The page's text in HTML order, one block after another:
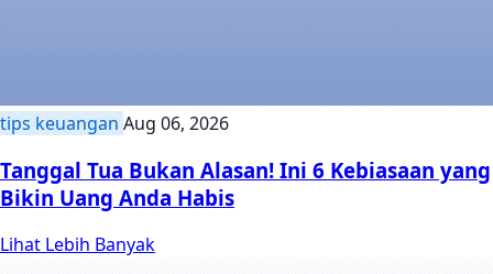
tips keuangan Aug 06, 2026
Tanggal Tua Bukan Alasan! Ini 6 Kebiasaan yang
Bikin Uang Anda Habis
Lihat Lebih Banyak